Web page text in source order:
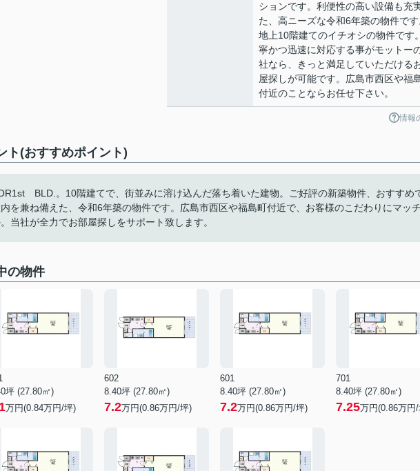
ションです。利便性の高い設備も充
た、高ニーズな令和6年築の物件で
地上10階建てのイチオシの物件です
寧かつ迅速に対応する事がモットー
社なら、きっと満足していただける
屋探しが可能です。広島市西区や福
付近のことならお任せ下さい。
情報
(おすすめポイント)
BLD.。10階建てで、街並みに溶け込んだ落ち着いた建物。ご好評の新築物件、おすすめ
を兼ね備えた、令和6年築の物件です。広島市西区や福島町付近で、お客様のこだわりにマッ
当社が全力でお部屋探しをサポート致します。
の物件
坪 (27.80㎡)
万円(0.84万円/坪)
602
8.40坪 (27.80㎡)
7.2万円(0.86万円/坪)
601
8.40坪 (27.80㎡)
7.2万円(0.86万円/坪)
701
8.40坪 (27.80㎡)
7.25万円(0.86万円